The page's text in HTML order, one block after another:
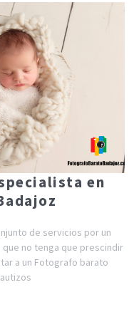
en
de servicios por un
no tenga que prescindir
a un Fotografo barato